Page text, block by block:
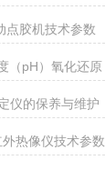
点胶机技术参数
仪的保养与维护
热像仪技术参数